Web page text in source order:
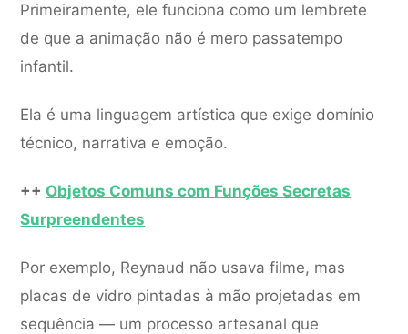
Primeiramente, ele funciona como um lembrete
de que a animação não é mero passatempo
infantil.
Ela é uma linguagem artística que exige domínio
técnico, narrativa e emoção.
++ Objetos Comuns com Funções Secretas
Surpreendentes
Por exemplo, Reynaud não usava filme, mas
placas de vidro pintadas à mão projetadas em
sequência — um processo artesanal que